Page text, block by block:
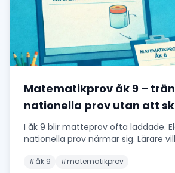
Matematikprov åk 9 –
nationella prov utan att
I åk 9 blir matteprov ofta laddade. Elever vet att
nationella prov närmar sig. Lärare
#åk 9 #matematikprov